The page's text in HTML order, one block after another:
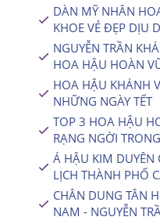
DÀN MỸ NHÂN
KHOE VẺ ĐẸP DỊU
NGUYỄN TRẦN
HOA HẬU HOÀN
HOA HẬU KHÁNH
NHỮNG NGÀY TẾT
TOP 3 HOA HẬU
RẠNG NGỜI
Á HẬU KIM DUYÊN
LỊCH THÀNH PHỐ
CHÂN DUNG TÂN
NAM - NGUYỄN